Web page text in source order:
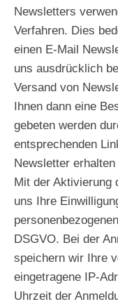
Newsletters
Verfahren. Dies
einen E-Mail
uns ausdrücklich
Versand von
Ihnen dann eine
gebeten werden
entsprechenden
Newsletter erhalten
Mit der Aktivierung
uns Ihre
DSGVO. Bei der
speichern wir Ihre
eingetragene IP-
Uhrzeit der